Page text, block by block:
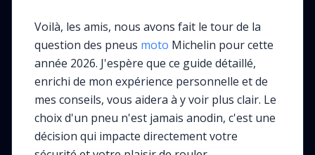
Voilà, les amis, nous avons fait le tour de la
question des pneus moto Michelin pour cette
année 2026. J'espère que ce guide détaillé,
enrichi de mon expérience personnelle et de
mes conseils, vous aidera à y voir plus clair. Le
choix d'un pneu n'est jamais anodin, c'est une
décision qui impacte directement votre